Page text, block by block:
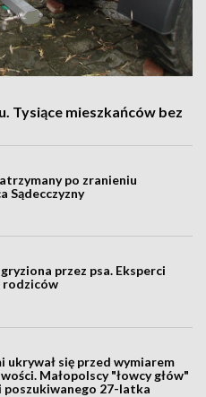
Tysiące mieszkańców bez
po zranieniu
Sądecczyzny
przez psa. Eksperci
rodziców
ukrywał się przed wymiarem
Małopolscy "łowcy głów"
poszukiwanego 27-latka